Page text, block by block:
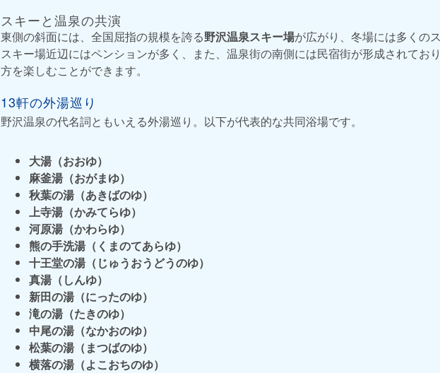
スキーと温泉の共演
東側の斜面には、全国屈指の規模を誇る野沢温泉スキー場が広がり、冬場には多くの
スキー場近辺にはペンションが多く、また、温泉街の南側には民宿街が形成されてお
方を楽しむことができます。
13軒の外湯巡り
野沢温泉の代名詞ともいえる外湯巡り。以下が代表的な共同浴場です。
大湯（おおゆ）
麻釜湯（おがまゆ）
秋葉の湯（あきばのゆ）
上寺湯（かみてらゆ）
河原湯（かわらゆ）
熊の手洗湯（くまのてあらゆ）
十王堂の湯（じゅうおうどうのゆ）
真湯（しんゆ）
新田の湯（にったのゆ）
滝の湯（たきのゆ）
中尾の湯（なかおのゆ）
松葉の湯（まつばのゆ）
横落の湯（よこおちのゆ）